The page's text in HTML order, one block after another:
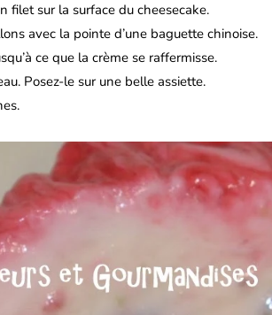
filet sur la surface du cheesecake.
avec la pointe d’une baguette chinoise.
ce que la crème se raffermisse.
Posez-le sur une belle assiette.